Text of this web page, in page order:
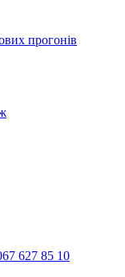
прогонів
627 85 10